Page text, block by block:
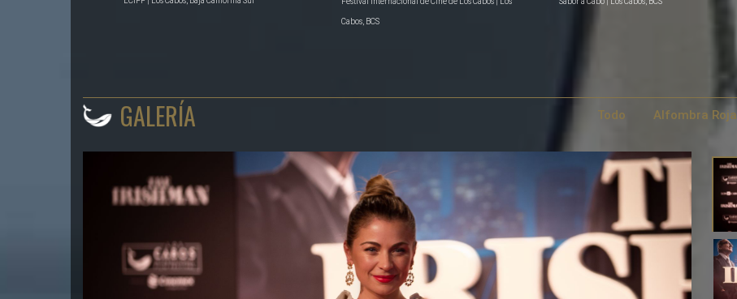
Cabos, BCS
GALERÍA Todo Alfombra Roja